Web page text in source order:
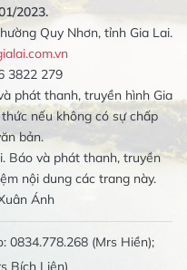
2023.
Quy Nhơn, tỉnh Gia Lai.
3822 279
phát thanh, truyền hình Gia
nếu không có sự chấp
bản.
Báo và phát thanh, truyền
nội dung các trang này.
Ánh
0834.778.268 (Mrs Hiền);
Bích Liên)